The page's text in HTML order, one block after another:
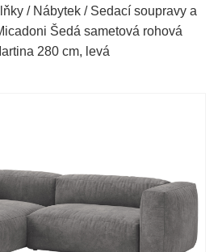
/ Nábytek / Sedací soupravy a
Šedá sametová rohová
280 cm, levá